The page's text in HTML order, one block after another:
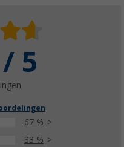
5
67 %
33 %